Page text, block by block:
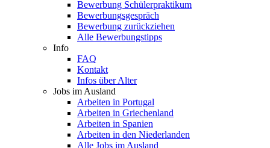
Bewerbung Schülerpraktikum
Bewerbungsgespräch
Bewerbung zurückziehen
Alle Bewerbungstipps
Info
FAQ
Kontakt
Infos über Alter
Jobs im Ausland
Arbeiten in Portugal
Arbeiten in Griechenland
Arbeiten in Spanien
Arbeiten in den Niederlanden
Alle Jobs im Ausland